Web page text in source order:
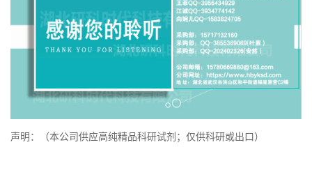
声明：（本公司供应高纯精品科研试剂；仅供科研或出口）